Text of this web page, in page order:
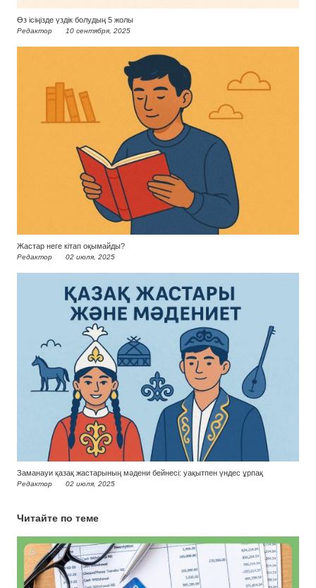
Өз ісіңізде үздік болудың 5 жолы
Редактор 10 сентября, 2025
Жастар неге кітап оқымайды?
Редактор 02 июля, 2025
Заманауи қазақ жастарының мәдени бейнесі: уақытпен үндес ұрпақ
Редактор 02 июля, 2025
Читайте по теме